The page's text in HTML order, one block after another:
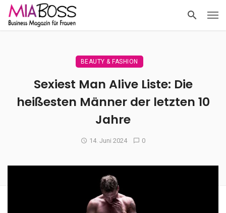
BEAUTY & FASHION
Sexiest Man Alive Liste: Die
heißesten Männer der letzten 10
Jahre
14. Juni 2024 0